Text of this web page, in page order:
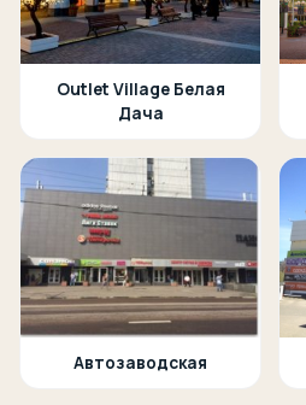
Outlet Village Белая
Дача
Автозаводская